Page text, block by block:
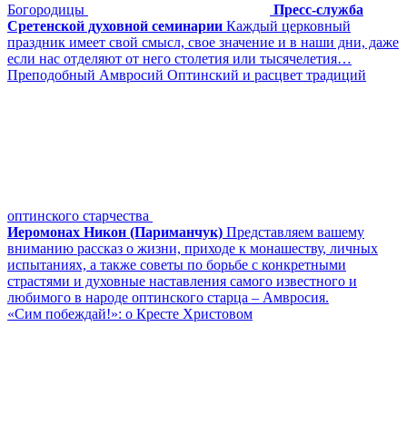
Богородицы
Пресс-служба
Сретенской духовной семинарии Каждый церковный
праздник имеет свой смысл, свое значение и в наши дни, даже
если нас отделяют от него столетия или тысячелетия…
Преподобный Амвросий Оптинский и расцвет традиций
оптинского старчества
Иеромонах Никон (Париманчук) Представляем вашему
вниманию рассказ о жизни, приходе к монашеству, личных
испытаниях, а также советы по борьбе с конкретными
страстями и духовные наставления самого известного и
любимого в народе оптинского старца – Амвросия.
«Сим побеждай!»: о Кресте Христовом